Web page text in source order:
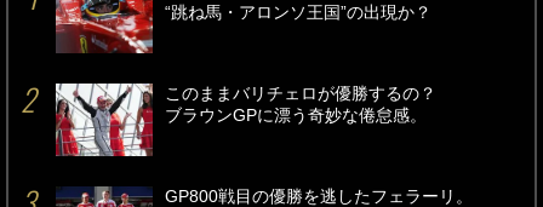
“跳ね馬・アロンソ王国”の出現か？
このままバリチェロが優勝するの？
ブラウンGPに漂う奇妙な倦怠感。
GP800戦目の優勝を逃したフェラーリ。